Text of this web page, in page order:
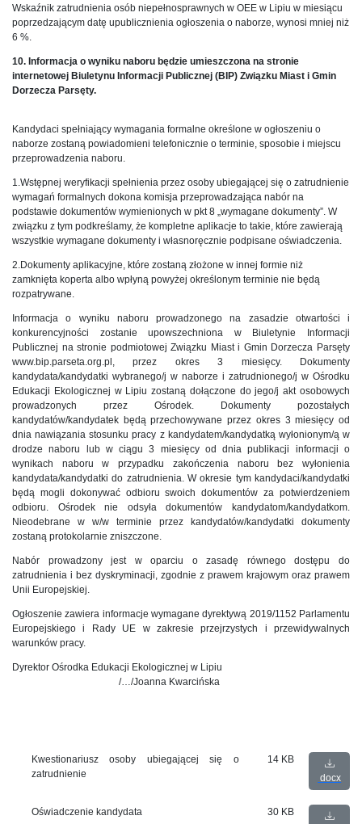
Wskaźnik zatrudnienia osób niepełnosprawnych w OEE w Lipiu w miesiącu
poprzedzającym datę upublicznienia ogłoszenia o naborze, wynosi mniej niż
6 %.
10. Informacja o wyniku naboru będzie umieszczona na stronie
internetowej Biuletynu Informacji Publicznej (BIP) Związku Miast i Gmin
Dorzecza Parsęty.
Kandydaci spełniający wymagania formalne określone w ogłoszeniu o
naborze zostaną powiadomieni telefonicznie o terminie, sposobie i miejscu
przeprowadzenia naboru.
1.Wstępnej weryfikacji spełnienia przez osoby ubiegającej się o zatrudnienie
wymagań formalnych dokona komisja przeprowadzająca nabór na
podstawie dokumentów wymienionych w pkt 8 „wymagane dokumenty”. W
związku z tym podkreślamy, że kompletne aplikacje to takie, które zawierają
wszystkie wymagane dokumenty i własnoręcznie podpisane oświadczenia.
2.Dokumenty aplikacyjne, które zostaną złożone w innej formie niż
zamknięta koperta albo wpłyną powyżej określonym terminie nie będą
rozpatrywane.
Informacja o wyniku naboru prowadzonego na zasadzie otwartości i
konkurencyjności zostanie upowszechniona w Biuletynie Informacji
Publicznej na stronie podmiotowej Związku Miast i Gmin Dorzecza Parsęty
www.bip.parseta.org.pl, przez okres 3 miesięcy. Dokumenty
kandydata/kandydatki wybranego/j w naborze i zatrudnionego/j w Ośrodku
Edukacji Ekologicznej w Lipiu zostaną dołączone do jego/j akt osobowych
prowadzonych przez Ośrodek. Dokumenty pozostałych
kandydatów/kandydatek będą przechowywane przez okres 3 miesięcy od
dnia nawiązania stosunku pracy z kandydatem/kandydatką wyłonionym/ą w
drodze naboru lub w ciągu 3 miesięcy od dnia publikacji informacji o
wynikach naboru w przypadku zakończenia naboru bez wyłonienia
kandydata/kandydatki do zatrudnienia. W okresie tym kandydaci/kandydatki
będą mogli dokonywać odbioru swoich dokumentów za potwierdzeniem
odbioru. Ośrodek nie odsyła dokumentów kandydatom/kandydatkom.
Nieodebrane w w/w terminie przez kandydatów/kandydatki dokumenty
zostaną protokolarnie zniszczone.
Nabór prowadzony jest w oparciu o zasadę równego dostępu do
zatrudnienia i bez dyskryminacji, zgodnie z prawem krajowym oraz prawem
Unii Europejskiej.
Ogłoszenie zawiera informacje wymagane dyrektywą 2019/1152 Parlamentu
Europejskiego i Rady UE w zakresie przejrzystych i przewidywalnych
warunków pracy.
Dyrektor Ośrodka Edukacji Ekologicznej w Lipiu
/…/Joanna Kwarcińska
Kwestionariusz osoby ubiegającej się o
zatrudnienie
14 KB
docx
Oświadczenie kandydata
30 KB